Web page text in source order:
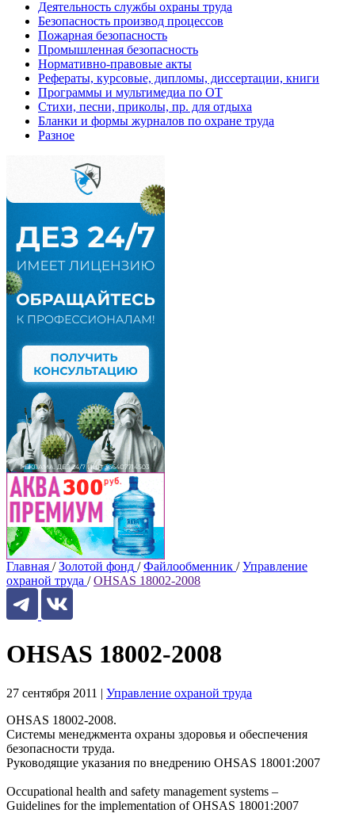
Деятельность службы охраны труда
Безопасность производ процессов
Пожарная безопасность
Промышленная безопасность
Нормативно-правовые акты
Рефераты, курсовые, дипломы, диссертации, книги
Программы и мультимедиа по ОТ
Стихи, песни, приколы, пр. для отдыха
Бланки и формы журналов по охране труда
Разное
Главная / Золотой фонд / Файлообменник / Управление
охраной труда / OHSAS 18002-2008
OHSAS 18002-2008
27 сентября 2011 | Управление охраной труда
OHSAS 18002-2008.
Системы менеджмента охраны здоровья и обеспечения
безопасности труда.
Руководящие указания по внедрению OHSAS 18001:2007
Occupational health and safety management systems –
Guidelines for the implementation of OHSAS 18001:2007